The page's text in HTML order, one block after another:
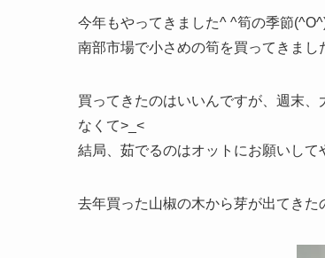
今年もやってきました^ ^筍の季節
南部市場で小さめの筍を買ってきまし
買ってきたのはいいんですが、週末
なくて>_<
結局、茹でるのはオットにお願いして
去年買った山椒の木から芽が出てきた